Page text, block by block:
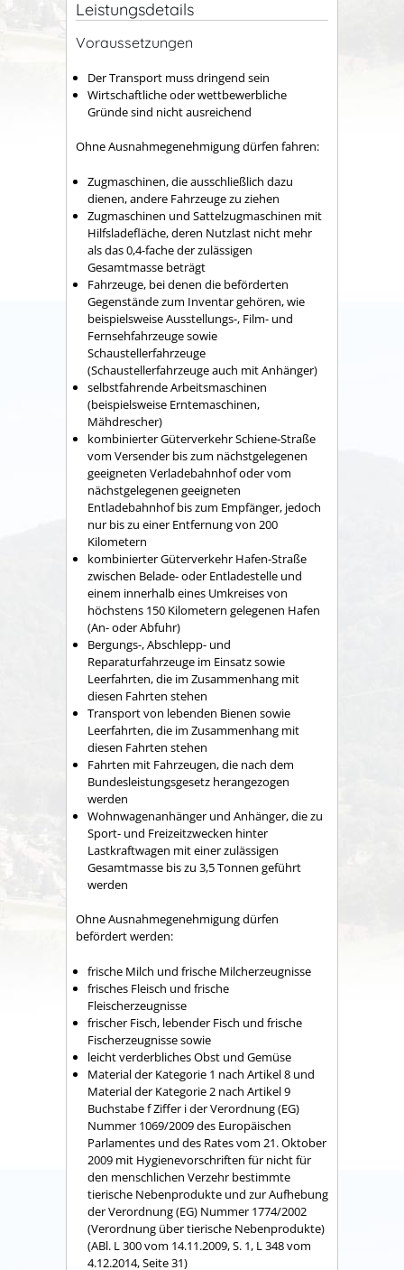
Leistungsdetails
Voraussetzungen
Der Transport muss dringend sein
Wirtschaftliche oder wettbewerbliche
Gründe sind nicht ausreichend
Ohne Ausnahmegenehmigung dürfen fahren:
Zugmaschinen, die ausschließlich dazu
dienen, andere Fahrzeuge zu ziehen
Zugmaschinen und Sattelzugmaschinen mit
Hilfsladefläche, deren Nutzlast nicht mehr
als das 0,4-fache der zulässigen
Gesamtmasse beträgt
Fahrzeuge, bei denen die beförderten
Gegenstände zum Inventar gehören, wie
beispielsweise Ausstellungs-, Film- und
Fernsehfahrzeuge sowie
Schaustellerfahrzeuge
(Schaustellerfahrzeuge auch mit Anhänger)
selbstfahrende Arbeitsmaschinen
(beispielsweise Erntemaschinen,
Mähdrescher)
kombinierter Güterverkehr Schiene-Straße
vom Versender bis zum nächstgelegenen
geeigneten Verladebahnhof oder vom
nächstgelegenen geeigneten
Entladebahnhof bis zum Empfänger, jedoch
nur bis zu einer Entfernung von 200
Kilometern
kombinierter Güterverkehr Hafen-Straße
zwischen Belade- oder Entladestelle und
einem innerhalb eines Umkreises von
höchstens 150 Kilometern gelegenen Hafen
(An- oder Abfuhr)
Bergungs-, Abschlepp- und
Reparaturfahrzeuge im Einsatz sowie
Leerfahrten, die im Zusammenhang mit
diesen Fahrten stehen
Transport von lebenden Bienen sowie
Leerfahrten, die im Zusammenhang mit
diesen Fahrten stehen
Fahrten mit Fahrzeugen, die nach dem
Bundesleistungsgesetz herangezogen
werden
Wohnwagenanhänger und Anhänger, die zu
Sport- und Freizeitzwecken hinter
Lastkraftwagen mit einer zulässigen
Gesamtmasse bis zu 3,5 Tonnen geführt
werden
Ohne Ausnahmegenehmigung dürfen
befördert werden:
frische Milch und frische Milcherzeugnisse
frisches Fleisch und frische
Fleischerzeugnisse
frischer Fisch, lebender Fisch und frische
Fischerzeugnisse sowie
leicht verderbliches Obst und Gemüse
Material der Kategorie 1 nach Artikel 8 und
Material der Kategorie 2 nach Artikel 9
Buchstabe f Ziffer i der Verordnung (EG)
Nummer 1069/2009 des Europäischen
Parlamentes und des Rates vom 21. Oktober
2009 mit Hygienevorschriften für nicht für
den menschlichen Verzehr bestimmte
tierische Nebenprodukte und zur Aufhebung
der Verordnung (EG) Nummer 1774/2002
(Verordnung über tierische Nebenprodukte)
(ABl. L 300 vom 14.11.2009, S. 1, L 348 vom
4.12.2014, Seite 31)